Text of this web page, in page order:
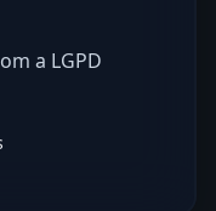
a LGPD